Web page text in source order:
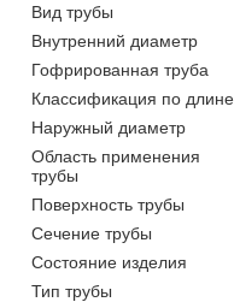
Вид трубы
Внутренний диаметр
Гофрированная труба
Классификация по длине
Наружный диаметр
Область применения
трубы
Поверхность трубы
Сечение трубы
Состояние изделия
Тип трубы